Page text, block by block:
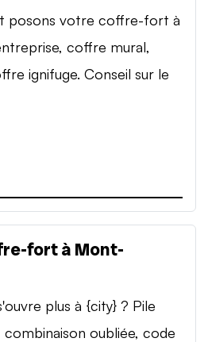
posons votre coffre-fort à
coffre mural,
ignifuge. Conseil sur le
fort à Mont-
plus à {city} ? Pile
oubliée, code